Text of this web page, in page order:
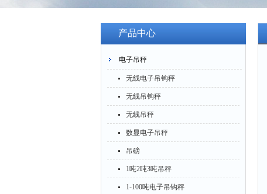
产品中心
电子吊秤
无线电子吊钩秤
无线吊钩秤
无线吊秤
数显电子吊秤
吊磅
1吨2吨3吨吊秤
1-100吨电子吊钩秤